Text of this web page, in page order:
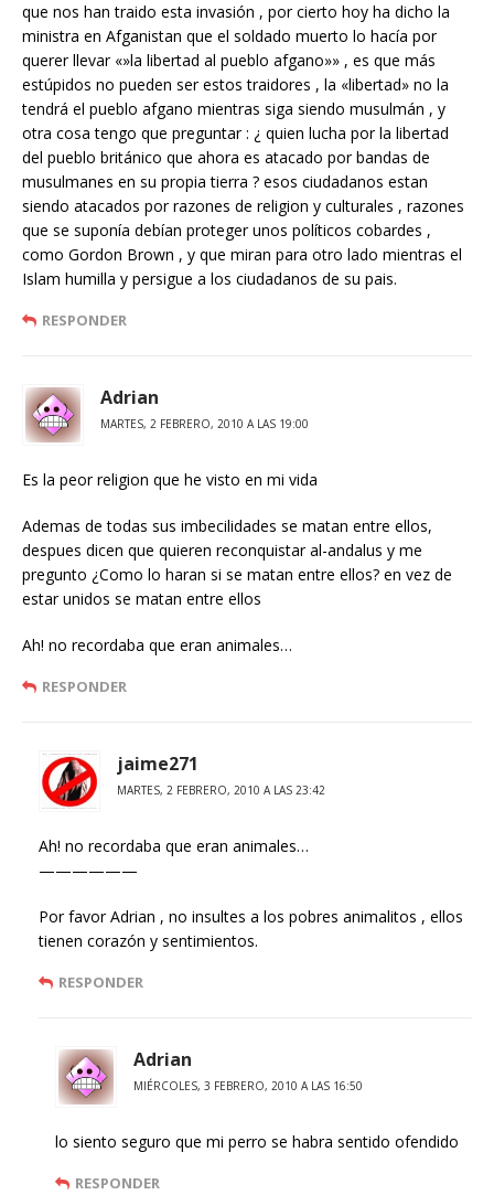
que nos han traido esta invasión , por cierto hoy ha dicho la
ministra en Afganistan que el soldado muerto lo hacía por
querer llevar «»la libertad al pueblo afgano»» , es que más
estúpidos no pueden ser estos traidores , la «libertad» no la
tendrá el pueblo afgano mientras siga siendo musulmán , y
otra cosa tengo que preguntar : ¿ quien lucha por la libertad
del pueblo británico que ahora es atacado por bandas de
musulmanes en su propia tierra ? esos ciudadanos estan
siendo atacados por razones de religion y culturales , razones
que se suponía debían proteger unos políticos cobardes ,
como Gordon Brown , y que miran para otro lado mientras el
Islam humilla y persigue a los ciudadanos de su pais.
RESPONDER
Adrian
MARTES, 2 FEBRERO, 2010 A LAS 19:00
Es la peor religion que he visto en mi vida
Ademas de todas sus imbecilidades se matan entre ellos,
despues dicen que quieren reconquistar al-andalus y me
pregunto ¿Como lo haran si se matan entre ellos? en vez de
estar unidos se matan entre ellos
Ah! no recordaba que eran animales…
RESPONDER
jaime271
MARTES, 2 FEBRERO, 2010 A LAS 23:42
Ah! no recordaba que eran animales…
——————
Por favor Adrian , no insultes a los pobres animalitos , ellos
tienen corazón y sentimientos.
RESPONDER
Adrian
MIÉRCOLES, 3 FEBRERO, 2010 A LAS 16:50
lo siento seguro que mi perro se habra sentido ofendido
RESPONDER